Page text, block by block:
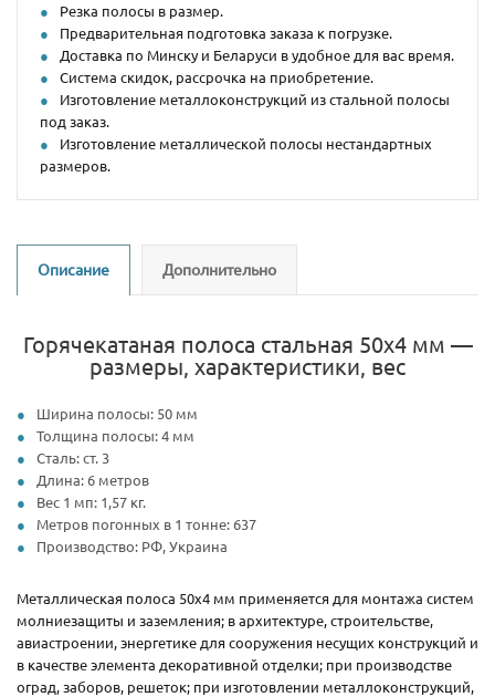
Резка полосы в размер.
Предварительная подготовка заказа к погрузке.
Доставка по Минску и Беларуси в удобное для вас время.
Система скидок, рассрочка на приобретение.
Изготовление металлоконструкций из стальной полосы
под заказ.
Изготовление металлической полосы нестандартных
размеров.
Описание Дополнительно
Горячекатаная полоса стальная 50х4 мм —
размеры, характеристики, вес
Ширина полосы: 50 мм
Толщина полосы: 4 мм
Сталь: ст. 3
Длина: 6 метров
Вес 1 мп: 1,57 кг.
Метров погонных в 1 тонне: 637
Производство: РФ, Украина
Металлическая полоса 50х4 мм применяется для монтажа систем
молниезащиты и заземления; в архитектуре, строительстве,
авиастроении, энергетике для сооружения несущих конструкций и
в качестве элемента декоративной отделки; при производстве
оград, заборов, решеток; при изготовлении металлоконструкций,